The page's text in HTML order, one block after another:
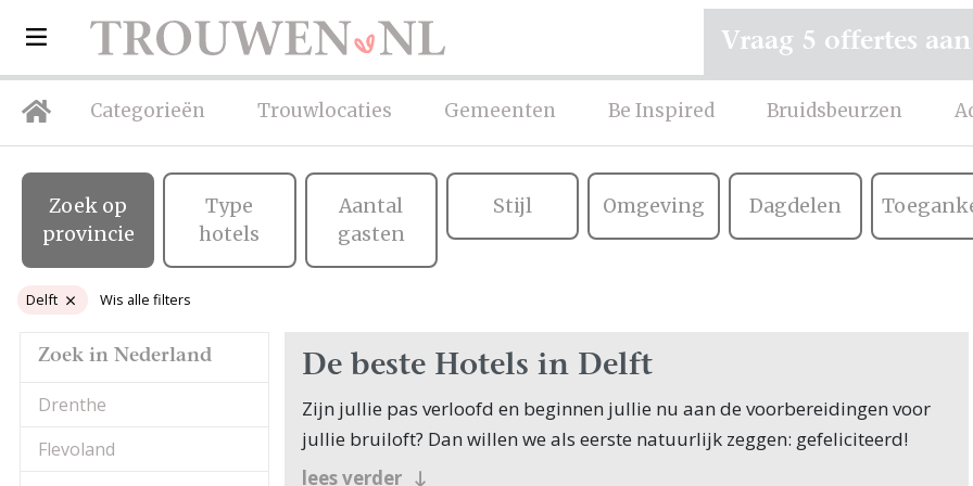
Categorieën Trouwlocaties Gemeenten Be Inspired Bruidsbeurzen
Vraag 5 offertes
Zoek op
provincie
Type
hotels
Aantal
gasten
Stijl Omgeving Dagdelen
Delft Wis alle filters
Zoek in Nederland
Drenthe
Flevoland
De beste Hotels in Delft
Zijn jullie pas verloofd en beginnen jullie nu aan de voorbereidingen voor
jullie bruiloft? Dan willen we als eerste natuurlijk zeggen: gefeliciteerd!
Veel bruidsparen beginnen hun zoektocht naar Hotels, en jullie zoeken dit
lees verder